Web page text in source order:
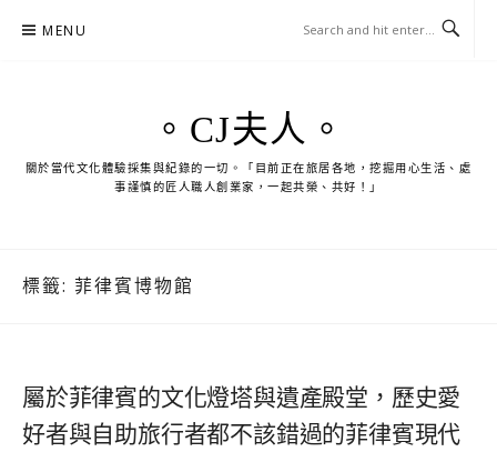
MENU
。CJ夫人。
關於當代文化體驗採集與紀錄的一切。「目前正在旅居各地，挖掘用心生活、處
事謹慎的匠人職人創業家，一起共榮、共好！」
標籤: 菲律賓博物館
屬於菲律賓的文化燈塔與遺產殿堂，歷史愛
好者與自助旅行者都不該錯過的菲律賓現代